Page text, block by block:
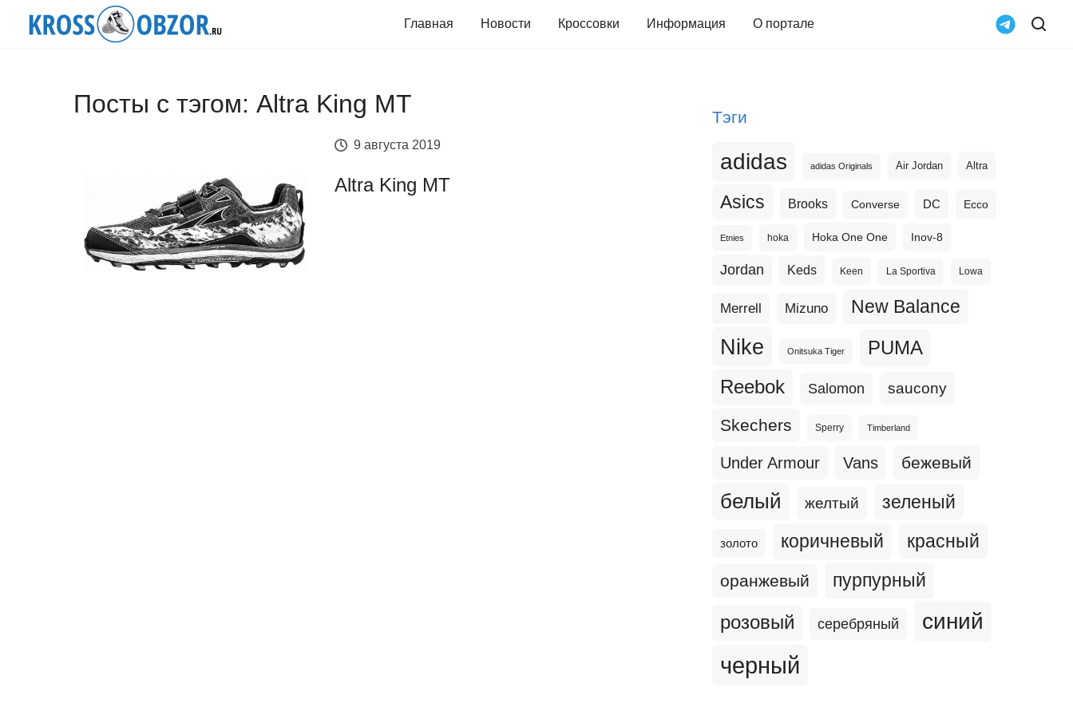
Главная Новости Кроссовки Информация О портале
Посты с тэгом: Altra King MT
9 августа 2019
Altra King MT
Тэги
adidas adidas Originals Air Jordan Altra
Asics Brooks Converse DC Ecco
Etnies hoka Hoka One One Inov-8
Jordan Keds Keen La Sportiva Lowa
Merrell Mizuno New Balance
Nike Onitsuka Tiger PUMA
Reebok Salomon saucony
Skechers Sperry Timberland
Under Armour Vans бежевый
белый желтый зеленый
золото коричневый красный
оранжевый пурпурный
розовый серебряный синий
черный